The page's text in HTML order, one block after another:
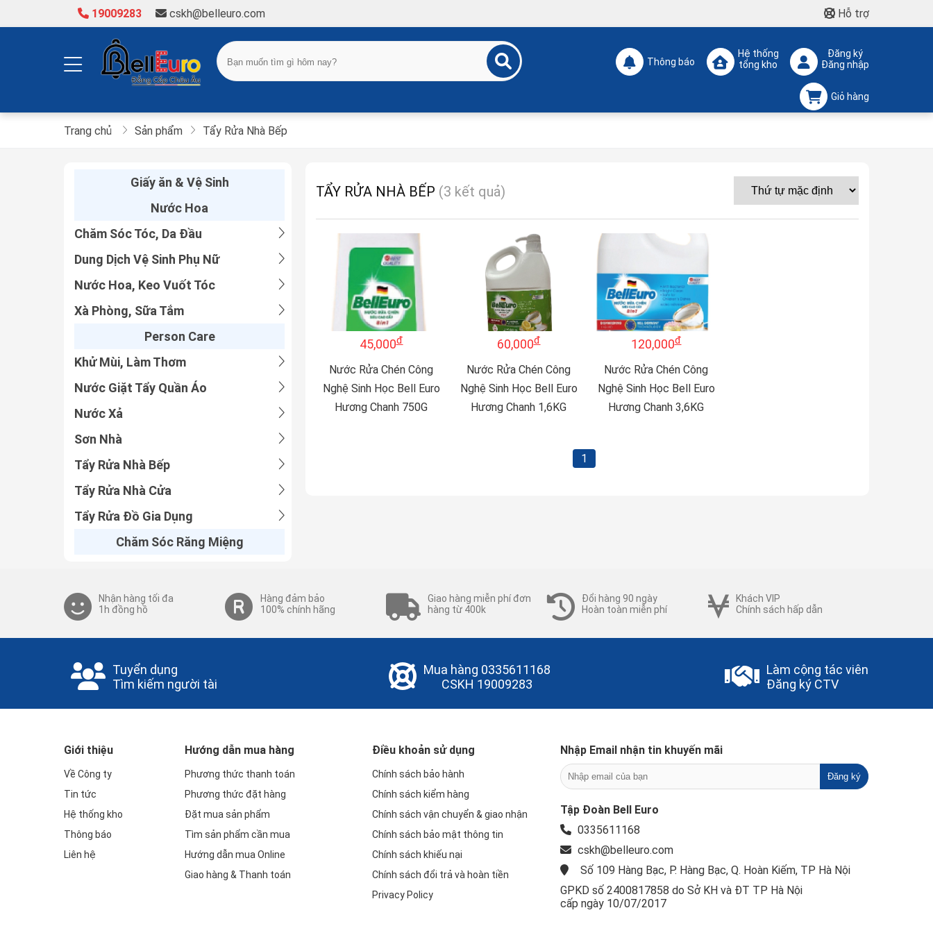
19009283 cskh@belleuro.com Hỗ trợ
Đăng ký
Đăng nhập
Hệ thống
tổng kho
Thông báo
Giỏ hàng
Trang chủ Sản phẩm Tẩy Rửa Nhà Bếp
TẨY RỬA NHÀ BẾP (3 kết quả)
45,000đ
Nước Rửa Chén Công
Nghệ Sinh Học Bell Euro
Hương Chanh 750G
60,000đ
Nước Rửa Chén Công
Nghệ Sinh Học Bell Euro
Hương Chanh 1,6KG
120,000đ
Nước Rửa Chén Công
Nghệ Sinh Học Bell Euro
Hương Chanh 3,6KG
1
Giấy ăn & Vệ Sinh
Nước Hoa
Chăm Sóc Tóc, Da Đầu
Dung Dịch Vệ Sinh Phụ Nữ
Nước Hoa, Keo Vuốt Tóc
Xà Phòng, Sữa Tắm
Person Care
Khử Mùi, Làm Thơm
Nước Giặt Tẩy Quần Áo
Nước Xả
Sơn Nhà
Tẩy Rửa Nhà Bếp
Tẩy Rửa Nhà Cửa
Tẩy Rửa Đồ Gia Dụng
Chăm Sóc Răng Miệng
Nhận hàng tối đa
1h đồng hồ
Hàng đảm bảo
100% chính hãng
Giao hàng miễn phí đơn
hàng từ 400k
Đổi hàng 90 ngày
Hoàn toàn miễn phí
Khách VIP
Chính sách hấp dẫn
Tuyển dụng
Tìm kiếm người tài
Mua hàng 0335611168
CSKH 19009283
Làm cộng tác viên
Đăng ký CTV
Giới thiệu
Về Công ty
Tin tức
Hệ thống kho
Thông báo
Liên hệ
Hướng dẫn mua hàng
Phương thức thanh toán
Phương thức đặt hàng
Đặt mua sản phẩm
Tìm sản phẩm cần mua
Hướng dẫn mua Online
Giao hàng & Thanh toán
Điều khoản sử dụng
Chính sách bảo hành
Chính sách kiểm hàng
Chính sách vận chuyển & giao nhận
Chính sách bảo mật thông tin
Chính sách khiếu nại
Chính sách đổi trả và hoàn tiền
Privacy Policy
Nhập Email nhận tin khuyến mãi
Tập Đoàn Bell Euro
0335611168
cskh@belleuro.com
Số 109 Hàng Bạc, P. Hàng Bạc, Q. Hoàn Kiếm, TP Hà Nội
GPKD số 2400817858 do Sở KH và ĐT TP Hà Nội
cấp ngày 10/07/2017